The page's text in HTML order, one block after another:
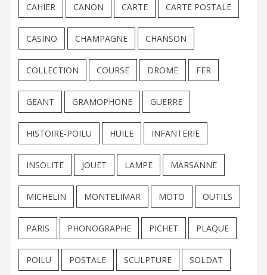
CAHIER CANON CARTE CARTE POSTALE
CASINO CHAMPAGNE CHANSON
COLLECTION COURSE DROME FER
GEANT GRAMOPHONE GUERRE
HISTOIRE-POILU HUILE INFANTERIE
INSOLITE JOUET LAMPE MARSANNE
MICHELIN MONTELIMAR MOTO OUTILS
PARIS PHONOGRAPHE PICHET PLAQUE
POILU POSTALE SCULPTURE SOLDAT